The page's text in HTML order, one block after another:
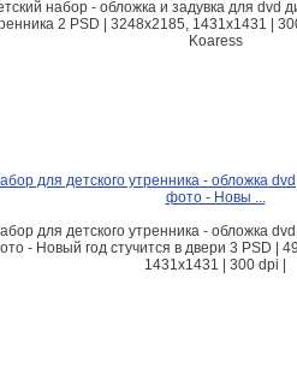
набор - обложка и задувка для dvd
2 PSD | 3248x2185, 1431x1431 |
Koaress
для детского утренника - обложка
фото - Новы ...
для детского утренника - обложка
- Новый год стучится в двери 3 PSD |
1431x1431 | 300 dpi |